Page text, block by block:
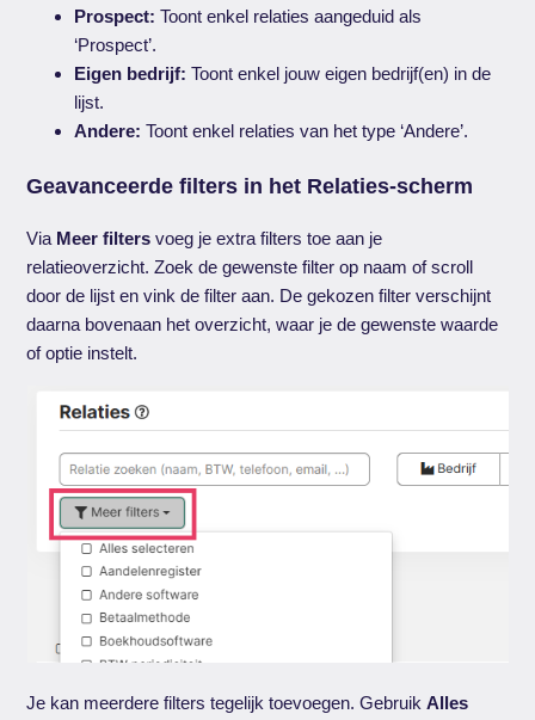
Prospect: Toont enkel relaties aangeduid als
‘Prospect’.
Eigen bedrijf: Toont enkel jouw eigen bedrijf(en) in de
lijst.
Andere: Toont enkel relaties van het type ‘Andere’.
Geavanceerde filters in het Relaties-scherm
Via Meer filters voeg je extra filters toe aan je
relatieoverzicht. Zoek de gewenste filter op naam of scroll
door de lijst en vink de filter aan. De gekozen filter verschijnt
daarna bovenaan het overzicht, waar je de gewenste waarde
of optie instelt.
Je kan meerdere filters tegelijk toevoegen. GebruikAlles